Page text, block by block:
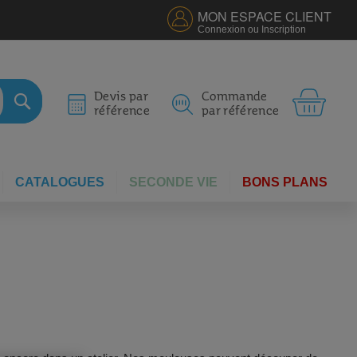
MON ESPACE CLIENT
Connexion ou Inscription
Commande
par référence
Devis par
référence
RECHERCHER
CATALOGUES SECONDE VIE BONS PLANS